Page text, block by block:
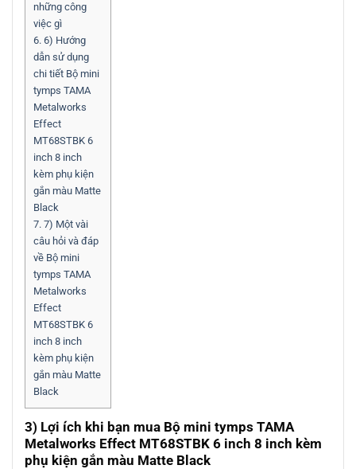
những công
việc gì
6. 6) Hướng
dẫn sử dụng
chi tiết Bộ mini
tymps TAMA
Metalworks
Effect
MT68STBK 6
inch 8 inch
kèm phụ kiện
gắn màu Matte
Black
7. 7) Một vài
câu hỏi và đáp
về Bộ mini
tymps TAMA
Metalworks
Effect
MT68STBK 6
inch 8 inch
kèm phụ kiện
gắn màu Matte
Black
3) Lợi ích khi bạn mua Bộ mini tymps TAMA
Metalworks Effect MT68STBK 6 inch 8 inch kèm
phụ kiện gắn màu Matte Black